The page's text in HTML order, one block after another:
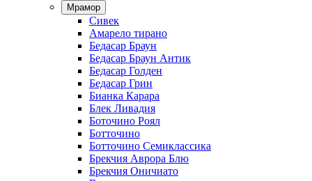
Мрамор
Сивек
Амарело тирано
Бедасар Браун
Бедасар Браун Антик
Бедасар Голден
Бедасар Грин
Бианка Карара
Блек Ливадия
Боточино Роял
Ботточино
Ботточино Семиклассика
Брекчия Аврора Блю
Брекчия Оничиато